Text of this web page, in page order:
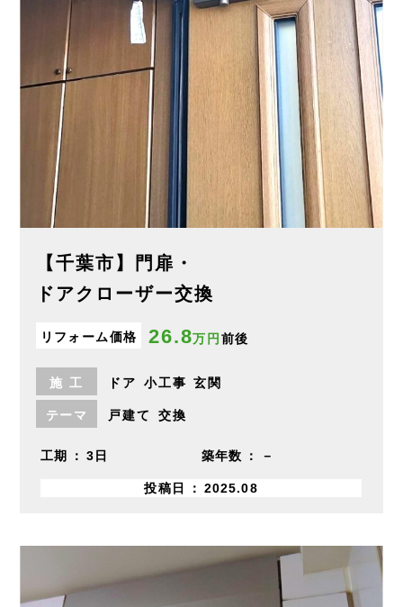
【千葉市】門扉・
ドアクローザー交換
リフォーム価格 26.8万円 前後
施工 ドア 小工事 玄関
テーマ 戸建て 交換
工期 3日 築年数 －
投稿日 2025.08